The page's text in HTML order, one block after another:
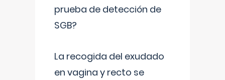
prueba de detección de
SGB?
La recogida del exudado
en vagina y recto se